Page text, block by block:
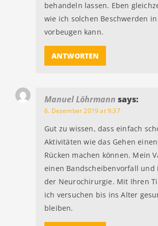
behandeln lassen. Eben
wie ich solchen Beschwerden
vorbeugen kann.
ANTWORTEN
Manuel Löhrmann says:
6. Dezember 2019 at 9:37
Gut zu wissen, dass einfach
Aktivitäten wie das Gehen
Rücken machen können. Mein
einen Bandscheibenvorfall und
der Neurochirurgie. Mit Ihren
ich versuchen bis ins Alter
bleiben.